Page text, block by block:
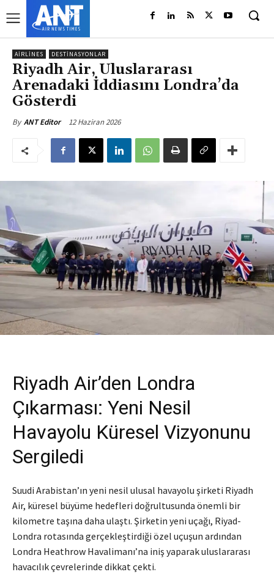
AIRLINES DESTINASYONLAR
Riyadh Air, Uluslararası
Arenadaki İddiasını Londra’da
Gösterdi
By ANT Editor 12 Haziran 2026
Riyadh Air’den Londra
Çıkarması: Yeni Nesil
Havayolu Küresel Vizyonunu
Sergiledi
Suudi Arabistan’ın yeni nesil ulusal havayolu şirketi Riyadh
Air, küresel büyüme hedefleri doğrultusunda önemli bir
kilometre taşına daha ulaştı. Şirketin yeni uçağı, Riyad-
Londra rotasında gerçekleştirdiği özel uçuşun ardından
Londra Heathrow Havalimanı’na iniş yaparak uluslararası
havacılık çevrelerinde dikkat çekti.